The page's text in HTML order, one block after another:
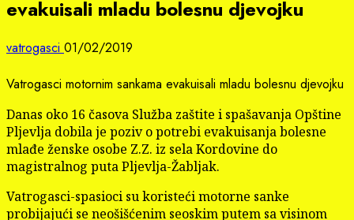
evakuisali mladu bolesnu djevojku
vatrogasci 01/02/2019
Vatrogasci motornim sankama evakuisali mladu bolesnu djevojku
Danas oko 16 časova Služba zaštite i spašavanja Opštine
Pljevlja dobila je poziv o potrebi evakuisanja bolesne
mlađe ženske osobe Z.Z. iz sela Kordovine do
magistralnog puta Pljevlja-Žabljak.
Vatrogasci-spasioci su koristeći motorne sanke
probijajući se neošišćenim seoskim putem sa visinom